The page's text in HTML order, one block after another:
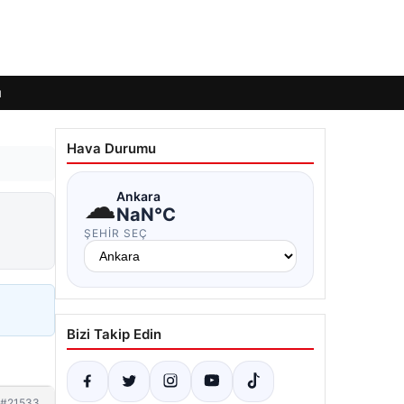
Hava Durumu
☁Ankara
NaN°C
ŞEHIR SEÇ
Bizi Takip Edin